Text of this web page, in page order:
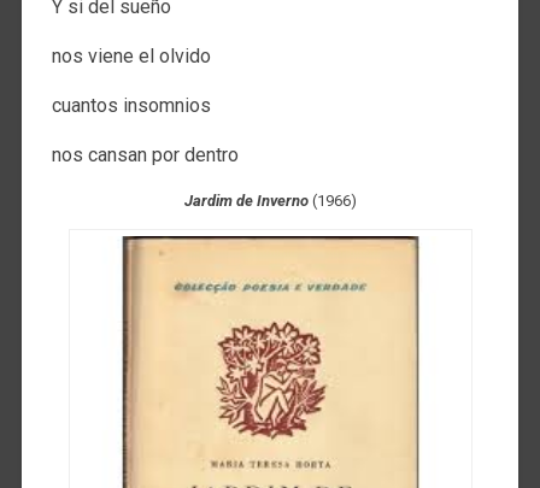
Y si del sueño​​
nos viene el olvido​​
cuantos​​ insomnios
nos cansan por dentro​​
Jardim de Inverno​​ (1966)